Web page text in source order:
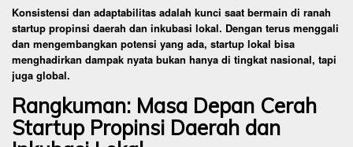
Konsistensi dan adaptabilitas adalah kunci saat bermain di ranah
startup propinsi daerah dan inkubasi lokal. Dengan terus menggali
dan mengembangkan potensi yang ada, startup lokal bisa
menghadirkan dampak nyata bukan hanya di tingkat nasional, tapi
juga global.
Rangkuman: Masa Depan Cerah
Startup Propinsi Daerah dan